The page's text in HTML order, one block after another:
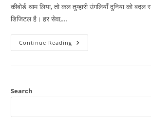
कीबोर्ड थाम लिया, तो कल तुम्हारी उंगलियाँ दुनिया को
डिजिटल है। हर सेवा,…
Continue Reading IT
में
अनंत
Search